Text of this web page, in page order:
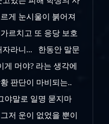
게 눈시울이 붉어져
르치고 또 응당 보호
자라니... 한동안 말문
머야? 라는 생각에
판단이 마비되는..
말로 일명 묻지마
저 운이 없었을 뿐이